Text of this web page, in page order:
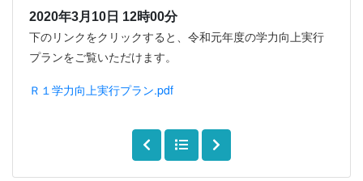
2020年3月10日 12時00分
下のリンクをクリックすると、令和元年度の学力向上実行
プランをご覧いただけます。
Ｒ１学力向上実行プラン.pdf